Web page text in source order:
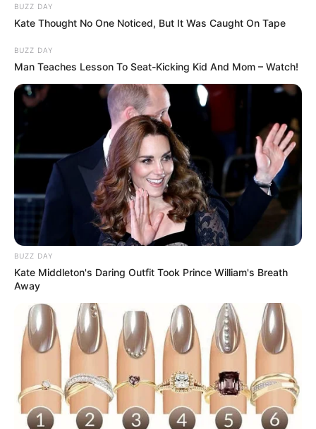
BUZZ DAY
Kate Thought No One Noticed, But It Was Caught On Tape
BUZZ DAY
Man Teaches Lesson To Seat-Kicking Kid And Mom – Watch!
BUZZ DAY
Kate Middleton's Daring Outfit Took Prince William's Breath
Away